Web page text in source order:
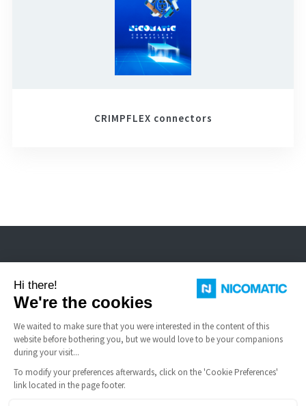
CRIMPFLEX connectors
Steckverbindern für raue Umgebungen, FFC-Kabel und Schnappkuppeln.
NÜTZLICHE LINKS
Allgemeine Verkaufsbedingungen